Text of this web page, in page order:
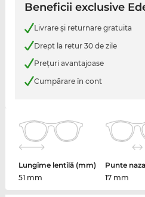
Beneficii exclusive
Livrare şi returnare gratuita
Drept la retur 30 de zile
Preţuri avantajoase
Cumpărare în cont
Lungime lentilă (mm)
51 mm
Punte
17 mm